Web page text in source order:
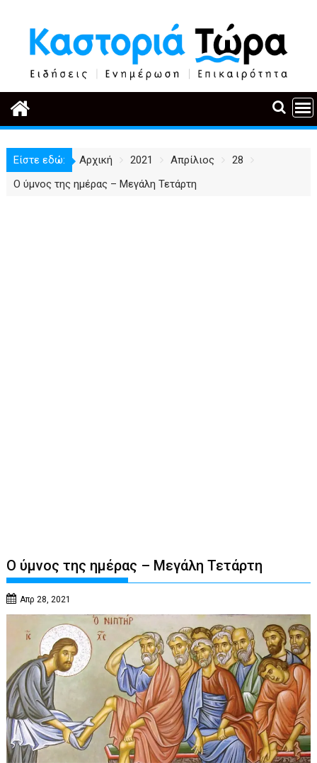
περιεχόμενο
Είστε εδώ: Αρχική 2021 Απρίλιος
28
Ο ύμνος της ημέρας – Μεγάλη Τετάρτη
Ο ύμνος της ημέρας – Μεγάλη Τετάρτη
Απρ 28, 2021